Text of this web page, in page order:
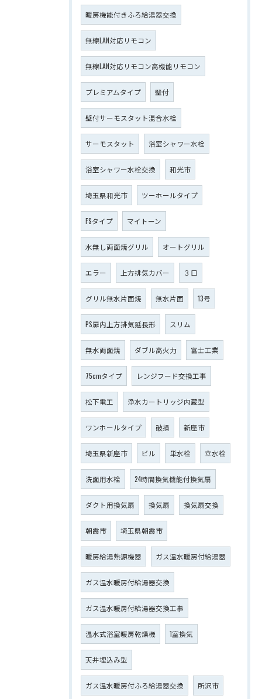
暖房機能付きふろ給湯器交換
無線LAN対応リモコン
無線LAN対応リモコン高機能リモコン
プレミアムタイプ 壁付
壁付サーモスタット混合水栓
サーモスタット 浴室シャワー水栓
浴室シャワー水栓交換 和光市
埼玉県和光市 ツーホールタイプ
FSタイプ マイトーン
水無し両面焼グリル オートグリル
エラー 上方排気カバー ３口
グリル無水片面焼 無水片面 13号
PS扉内上方排気延長形 スリム
無水両面焼 ダブル高火力 富士工業
75cmタイプ レンジフード交換工事
松下電工 浄水カートリッジ内蔵型
ワンホールタイプ 破損 新座市
埼玉県新座市 ビル 単水栓 立水栓
洗面用水栓 24時間換気機能付換気扇
ダクト用換気扇 換気扇 換気扇交換
朝霞市 埼玉県朝霞市
暖房給湯熱源機器 ガス温水暖房付給湯器
ガス温水暖房付給湯器交換
ガス温水暖房付給湯器交換工事
温水式浴室暖房乾燥機 1室換気
天井埋込み型
ガス温水暖房付ふろ給湯器交換 所沢市